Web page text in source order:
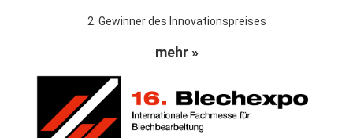
2. Gewinner des Innovationspreises
mehr »